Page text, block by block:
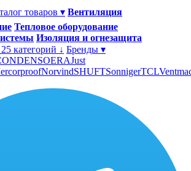
товаров ▾ Вентиляция
Тепловое оборудование
Изоляция и огнезащита
категорий ↓ Бренды ▾
ENSOERAJust
NorvindSHUFTSonnigerTCL